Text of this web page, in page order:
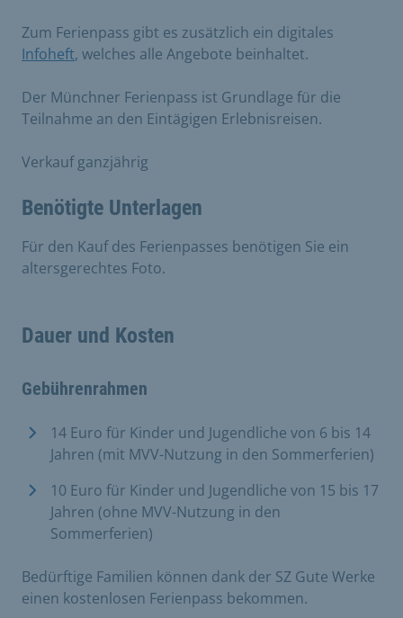
Zum Ferienpass gibt es zusätzlich ein digitales
Infoheft, welches alle Angebote beinhaltet.
Der Münchner Ferienpass ist Grundlage für die
Teilnahme an den Eintägigen Erlebnisreisen.
Verkauf ganzjährig
Benötigte Unterlagen
Für den Kauf des Ferienpasses benötigen Sie ein
altersgerechtes Foto.
Dauer und Kosten
Gebührenrahmen
14 Euro für Kinder und Jugendliche von 6 bis 14
Jahren (mit MVV-Nutzung in den Sommerferien)
10 Euro für Kinder und Jugendliche von 15 bis 17
Jahren (ohne MVV-Nutzung in den
Sommerferien)
Bedürftige Familien können dank der SZ Gute Werke
einen kostenlosen Ferienpass bekommen.